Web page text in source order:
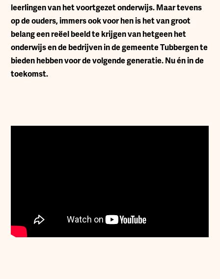
leerlingen van het voortgezet onderwijs. Maar tevens
op de ouders, immers ook voor hen is het van groot
belang een reëel beeld te krijgen van hetgeen het
onderwijs en de bedrijven in de gemeente Tubbergen te
bieden hebben voor de volgende generatie. Nu én in de
toekomst.